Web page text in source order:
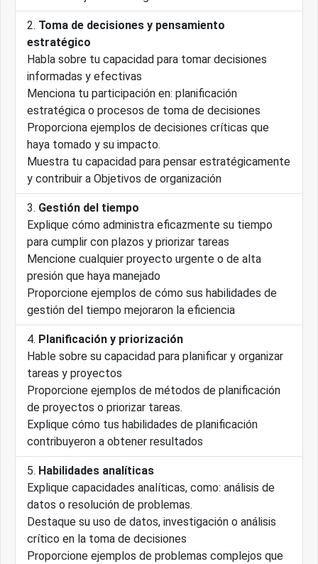
Toma de decisiones y pensamiento
estratégico
Habla sobre tu capacidad para tomar decisiones
informadas y efectivas
Menciona tu participación en: planificación
estratégica o procesos de toma de decisiones
Proporciona ejemplos de decisiones críticas que
haya tomado y su impacto.
Muestra tu capacidad para pensar estratégicamente
y contribuir a Objetivos de organización
Gestión del tiempo
Explique cómo administra eficazmente su tiempo
para cumplir con plazos y priorizar tareas
Mencione cualquier proyecto urgente o de alta
presión que haya manejado
Proporcione ejemplos de cómo sus habilidades de
gestión del tiempo mejoraron la eficiencia
Planificación y priorización
Hable sobre su capacidad para planificar y organizar
tareas y proyectos
Proporcione ejemplos de métodos de planificación
de proyectos o priorizar tareas.
Explique cómo tus habilidades de planificación
contribuyeron a obtener resultados
Habilidades analíticas
Explique capacidades analíticas, como: análisis de
datos o resolución de problemas.
Destaque su uso de datos, investigación o análisis
crítico en la toma de decisiones
Proporcione ejemplos de problemas complejos que